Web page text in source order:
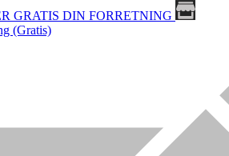
GRATIS DIN FORRETNING
(Gratis)